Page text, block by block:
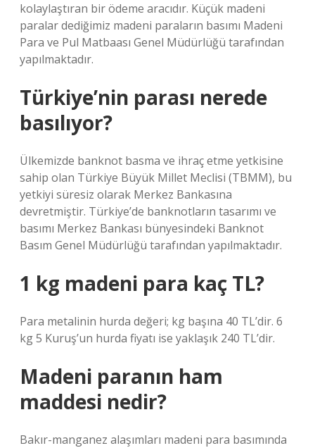
kolaylaştıran bir ödeme aracıdır. Küçük madeni
paralar dediğimiz madeni paraların basımı Madeni
Para ve Pul Matbaası Genel Müdürlüğü tarafından
yapılmaktadır.
Türkiye’nin parası nerede
basılıyor?
Ülkemizde banknot basma ve ihraç etme yetkisine
sahip olan Türkiye Büyük Millet Meclisi (TBMM), bu
yetkiyi süresiz olarak Merkez Bankasına
devretmiştir. Türkiye’de banknotların tasarımı ve
basımı Merkez Bankası bünyesindeki Banknot
Basım Genel Müdürlüğü tarafından yapılmaktadır.
1 kg madeni para kaç TL?
Para metalinin hurda değeri; kg başına 40 TL’dir. 6
kg 5 Kuruş’un hurda fiyatı ise yaklaşık 240 TL’dir.
Madeni paranın ham
maddesi nedir?
Bakır-manganez alaşımları madeni para basımında